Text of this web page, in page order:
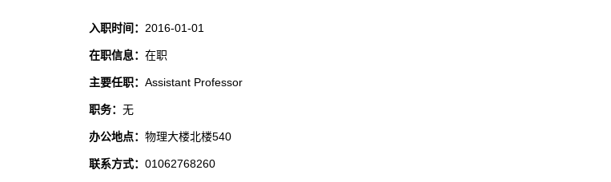
入职时间： 2016-01-01
在职信息： 在职
主要任职： Assistant Professor
职务： 无
办公地点： 物理大楼北楼540
联系方式： 01062768260